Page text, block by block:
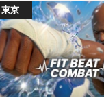
東京